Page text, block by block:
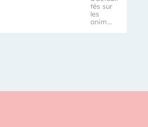
tés sur
les
anim…